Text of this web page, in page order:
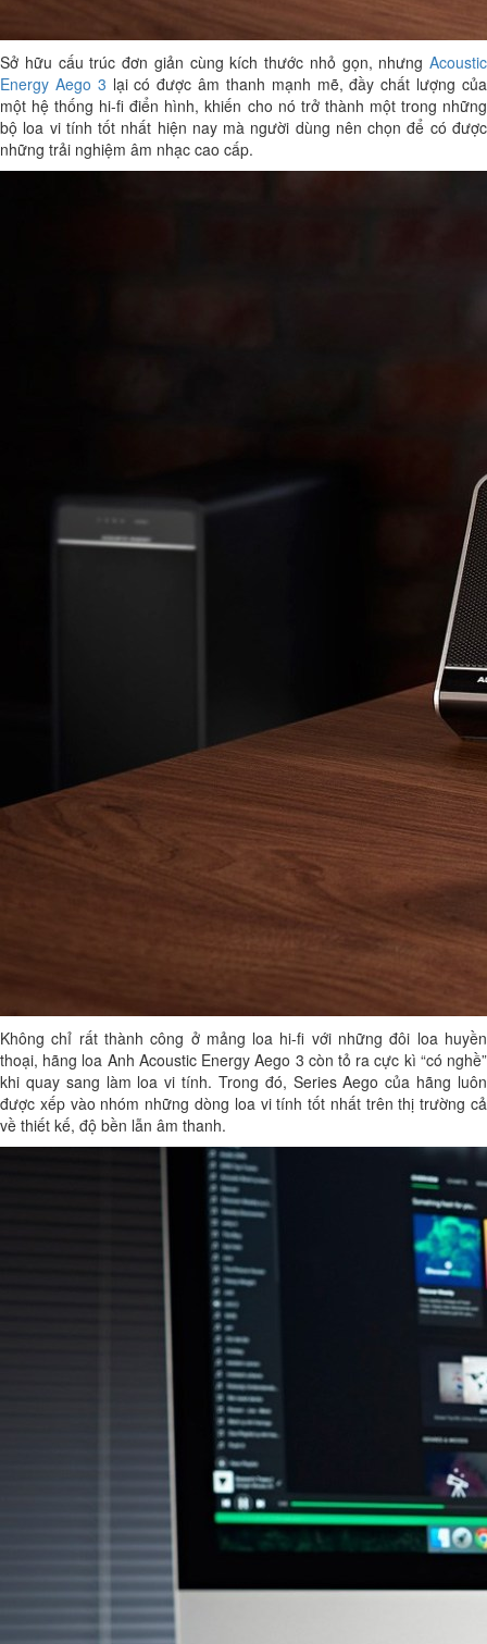
Sở hữu cấu trúc đơn giản cùng kích thước nhỏ gọn, nhưng Acoustic
Energy Aego 3 lại có được âm thanh mạnh mẽ, đầy chất lượng của
một hệ thống hi-fi điển hình, khiến cho nó trở thành một trong những
bộ loa vi tính tốt nhất hiện nay mà người dùng nên chọn để có được
những trải nghiệm âm nhạc cao cấp.
Không chỉ rất thành công ở mảng loa hi-fi với những đôi loa huyền
thoại, hãng loa Anh Acoustic Energy Aego 3 còn tỏ ra cực kì “có nghề”
khi quay sang làm loa vi tính. Trong đó, Series Aego của hãng luôn
được xếp vào nhóm những dòng loa vi tính tốt nhất trên thị trường cả
về thiết kế, độ bền lẫn âm thanh.